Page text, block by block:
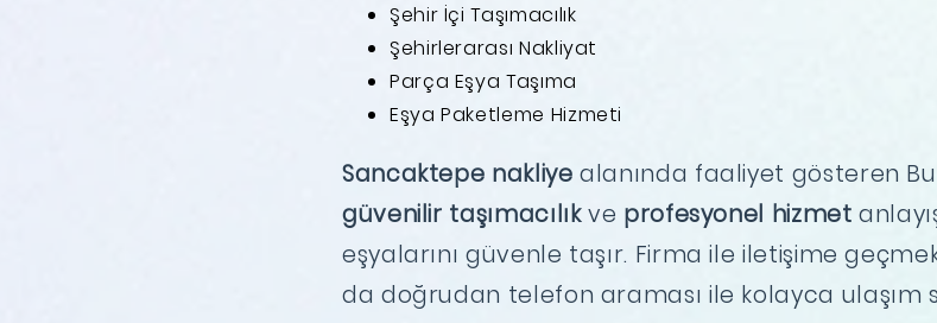
Şehir İçi Taşımacılık
Şehirlerarası Nakliyat
Parça Eşya Taşıma
Eşya Paketleme Hizmeti
Sancaktepe nakliye alanında faaliyet gösteren
güvenilir taşımacılıkve profesyonel hizmet
eşyalarını güvenle taşır. Firma ile iletişime
da doğrudan telefon araması ile kolayca ulaşım